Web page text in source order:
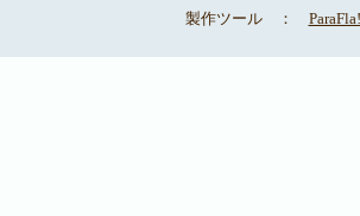
製作ツール ： ParaFla!